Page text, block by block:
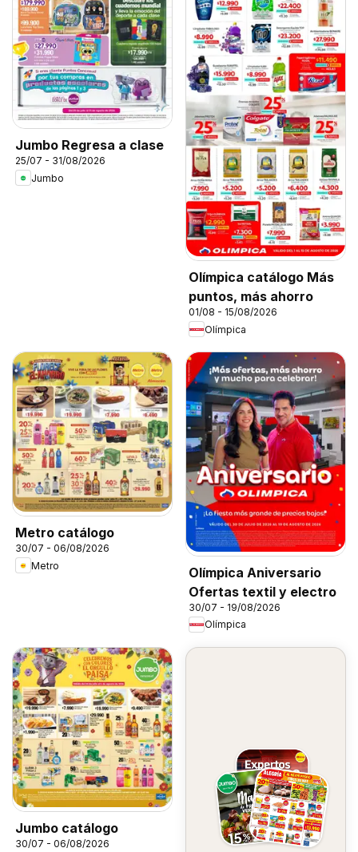
Jumbo Regresa a clase
25/07 - 31/08/2026
Jumbo
Olímpica catálogo Más
puntos, más ahorro
01/08 - 15/08/2026
Olímpica
Metro catálogo
30/07 - 06/08/2026
Metro
Olímpica Aniversario
Ofertas textil y electro
30/07 - 19/08/2026
Olímpica
Jumbo catálogo
30/07 - 06/08/2026